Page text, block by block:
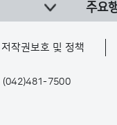
주요
저작권보호 및 정책
(042)481-7500